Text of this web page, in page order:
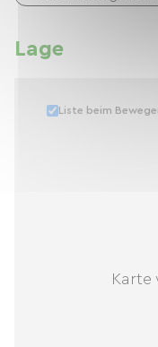
Lage
Karte
Liste beim